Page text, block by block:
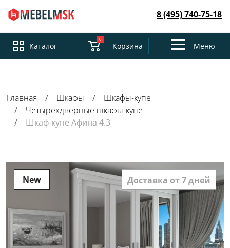
8 (495) 740-75-18
Каталог
0
Корзина
ToggleМеню
Главная Шкафы
Шкафы-купе
Четырёхдверные шкафы-купе
Шкаф-купе Афина 4.3
New Доставка от 7 дней